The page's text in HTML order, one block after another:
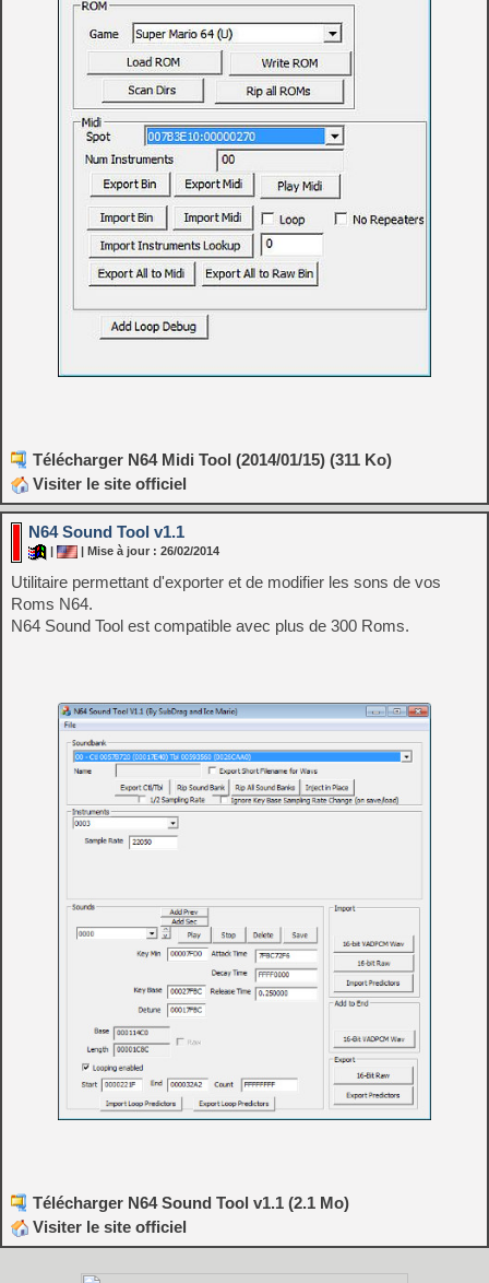
Télécharger N64 Midi Tool (2014/01/15) (311 Ko)
Visiter le site officiel
N64 Sound Tool v1.1
| Mise à jour : 26/02/2014
Utilitaire permettant d'exporter et de modifier les sons de vos
Roms N64.
N64 Sound Tool est compatible avec plus de 300 Roms.
Télécharger N64 Sound Tool v1.1 (2.1 Mo)
Visiter le site officiel